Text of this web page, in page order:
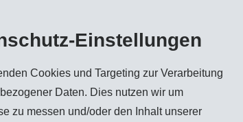
Einstellungen
Cookies und Targeting zur Verarbeitung
Daten. Dies nutzen wir um
zu messen und/oder den Inhalt unserer
Oberflächenqualität bei gleichbleibend
bildet es die
verlängert. Ein weiterer Vorteil des
präzise Bauteile hergestellt werden, und
wird deutlich reduziert. Bereits mit der
Rautiefe (Rz) von weniger als 1µm